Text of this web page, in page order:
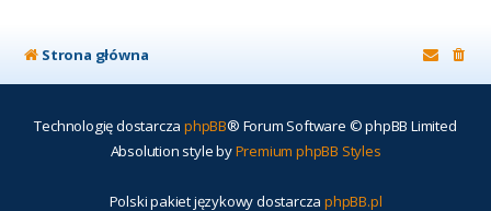
Strona główna
Technologię dostarcza phpBB® Forum Software © phpBB Limited
Absolution style byPremium phpBB Styles
Polski pakiet językowy dostarcza phpBB.pl